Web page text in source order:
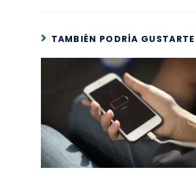
TAMBIÉN PODRÍA GUSTARTE